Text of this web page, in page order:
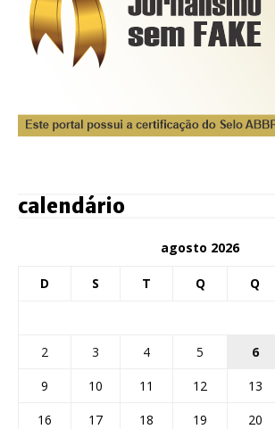
calendário
agosto 2026
D S T Q Q
2
3 4 5 6
9
10 11 12 13
16
17 18 19 20